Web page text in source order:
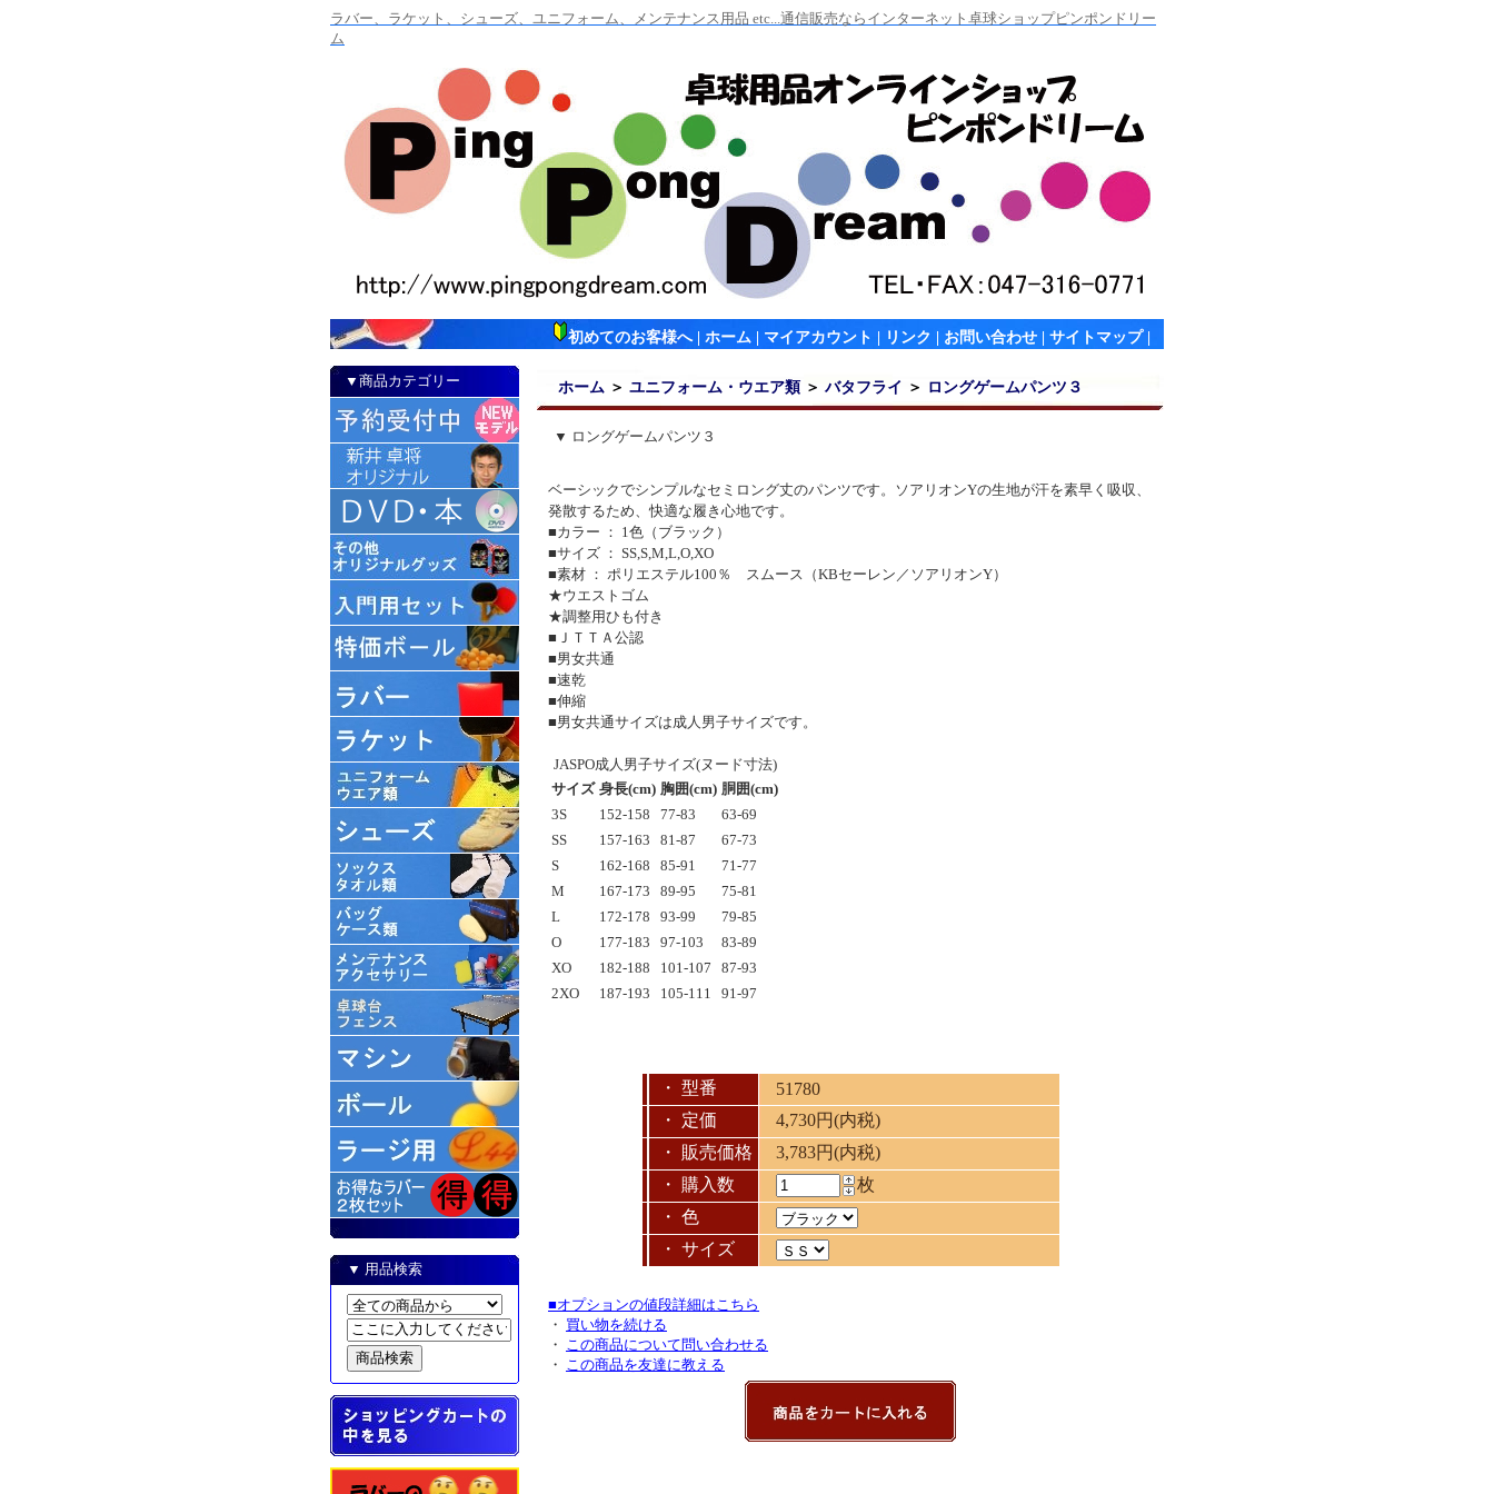
ラバー、ラケット、シューズ、ユニフォーム、メンテナンス用品 etc...通信販売ならインターネット卓球ショップピンポンドリー
ム
初めてのお客様へ| ホーム マイアカウント リンク お問い合わせ サイトマップ|
▼商品カテゴリー
▼ 用品検索
ホーム ＞ ユニフォーム・ウエア類 ＞ バタフライ ＞ ロングゲームパンツ３
▼ ロングゲームパンツ３
ベーシックでシンプルなセミロング丈のパンツです。ソアリオンYの生地が汗を素早く吸収、
発散するため、快適な履き心地です。
■カラー ： 1色（ブラック）
■サイズ ： SS,S,M,L,O,XO
■素材 ： ポリエステル100％ スムース（KBセーレン／ソアリオンY）
★ウエストゴム
★調整用ひも付き
■ＪＴＴＡ公認
■男女共通
■速乾
■伸縮
■男女共通サイズは成人男子サイズです。
JASPO成人男子サイズ(ヌード寸法)
サイズ 身長(cm) 胸囲(cm) 胴囲(cm)
3S
152-158 77-83
63-69
SS
157-163 81-87
67-73
S
162-168 85-91
71-77
M
167-173 89-95
75-81
L
172-178 93-99
79-85
O
177-183 97-103
83-89
XO
182-188 101-107
87-93
2XO
187-193 105-111 91-97
・ 型番
51780
・ 定価
4,730円(内税)
・ 販売価格
3,783円(内税)
・ 購入数
枚
・ 色
・ サイズ
■オプションの値段詳細はこちら
・ 買い物を続ける
・
この商品について問い合わせる
・
この商品を友達に教える